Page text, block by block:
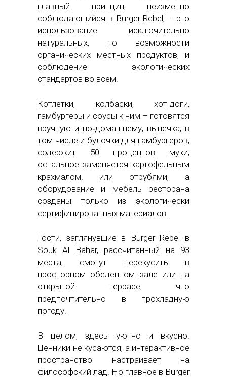
главный принцип, неизменно
соблюдающийся в Burger Rebel, – это
использование исключительно
натуральных, по возможности
органических местных продуктов, и
соблюдение экологических
стандартов во всем.
Котлетки, колбаски, хот-доги,
гамбургеры и соусы к ним – готовятся
вручную и по‑домашнему, выпечка, в
том числе и булочки для гамбургеров,
содержит 50 процентов муки,
остальное заменяется картофельным
крахмалом. или отрубями, а
оборудование и мебель ресторана
созданы только из экологически
сертифицированных материалов.
Гости, заглянувшие в Burger Rebel в
Souk Al Bahar, рассчитанный на 93
места, смогут перекусить в
просторном обеденном зале или на
открытой террасе, что
предпочтительно в прохладную
погоду.
В целом, здесь уютно и вкусно.
Ценники не кусаются, а интерактивное
пространство настраивает на
философский лад. Но главное в Burger